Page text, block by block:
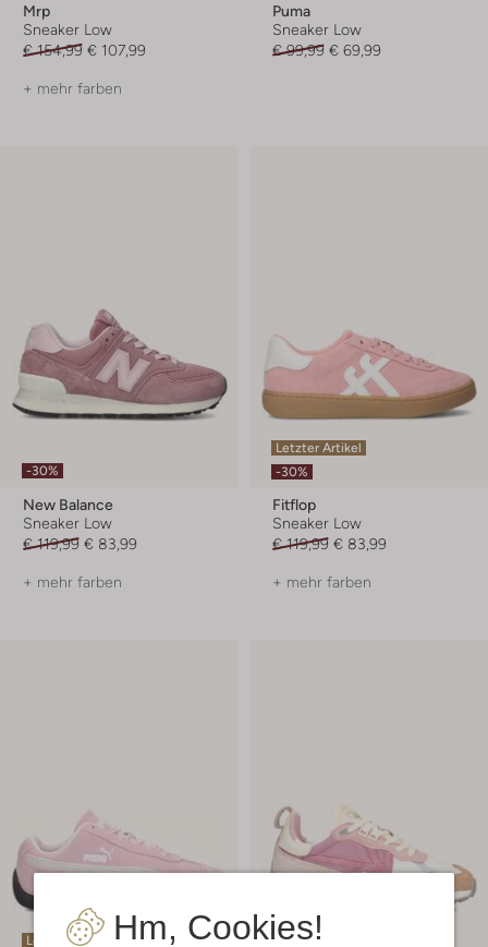
Hm, Cookies!
Mrp
Sneaker Low
€ 154,99 € 107,99
+ mehr farben
Puma
Sneaker Low
€ 99,99 € 69,99
-30%
New Balance
Sneaker Low
€ 119,99 € 83,99
+ mehr farben
Letzter Artikel
-30%
Fitflop
Sneaker Low
€ 119,99 € 83,99
+ mehr farben
Letzte Größen